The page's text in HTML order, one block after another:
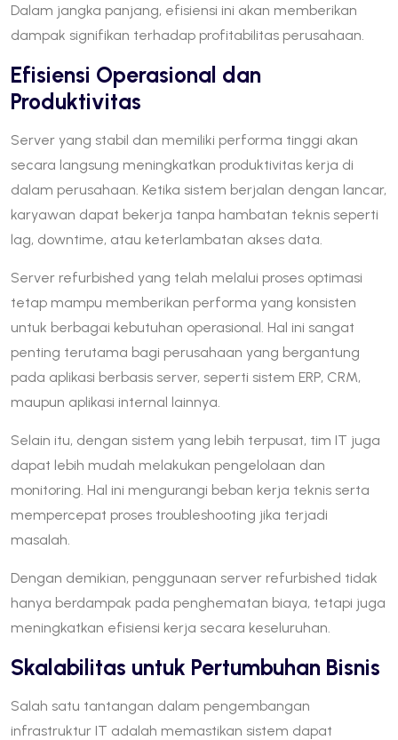
Dalam jangka panjang, efisiensi ini akan memberikan
dampak signifikan terhadap profitabilitas perusahaan.
Efisiensi Operasional dan
Produktivitas
Server yang stabil dan memiliki performa tinggi akan
secara langsung meningkatkan produktivitas kerja di
dalam perusahaan. Ketika sistem berjalan dengan lancar,
karyawan dapat bekerja tanpa hambatan teknis seperti
lag, downtime, atau keterlambatan akses data.
Server refurbished yang telah melalui proses optimasi
tetap mampu memberikan performa yang konsisten
untuk berbagai kebutuhan operasional. Hal ini sangat
penting terutama bagi perusahaan yang bergantung
pada aplikasi berbasis server, seperti sistem ERP, CRM,
maupun aplikasi internal lainnya.
Selain itu, dengan sistem yang lebih terpusat, tim IT juga
dapat lebih mudah melakukan pengelolaan dan
monitoring. Hal ini mengurangi beban kerja teknis serta
mempercepat proses troubleshooting jika terjadi
masalah.
Dengan demikian, penggunaan server refurbished tidak
hanya berdampak pada penghematan biaya, tetapi juga
meningkatkan efisiensi kerja secara keseluruhan.
Skalabilitas untuk Pertumbuhan Bisnis
Salah satu tantangan dalam pengembangan
infrastruktur IT adalah memastikan sistem dapat